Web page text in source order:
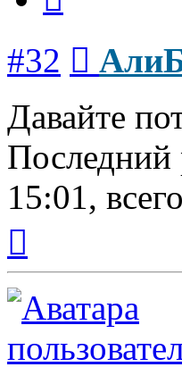
#32
Давайте
Последний
15:01,
началу